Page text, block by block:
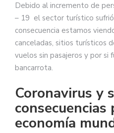
Debido al incremento de
– 19 el sector turístico
consecuencia estamos
canceladas, sitios turísticos
vuelos sin pasajeros y por si
bancarrota.
Coronavirus y
consecuencias
economía